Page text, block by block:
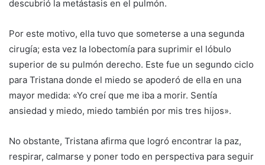
descubrió la metástasis en el pulmón.
Por este motivo, ella tuvo que someterse a una segunda
cirugía; esta vez la lobectomía para suprimir el lóbulo
superior de su pulmón derecho. Este fue un segundo ciclo
para Tristana donde el miedo se apoderó de ella en una
mayor medida: «Yo creí que me iba a morir. Sentía
ansiedad y miedo, miedo también por mis tres hijos».
No obstante, Tristana afirma que logró encontrar la paz,
respirar, calmarse y poner todo en perspectiva para seguir